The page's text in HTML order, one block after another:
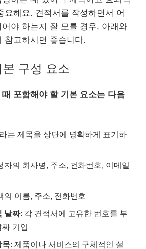
요해요. 견적서를 작성하면서 어
야 하는지 잘 모를 경우, 아래와
참고하시면 좋습니다.
구성 요소
포함해야 할 기본 요소는 다음
라는 제목을 상단에 명확하게 표기하
자의 회사명, 주소, 전화번호, 이메일
의 이름, 주소, 전화번호
날짜: 각 견적서에 고유한 번호를 부
짜 기입
목: 제품이나 서비스의 구체적인 설